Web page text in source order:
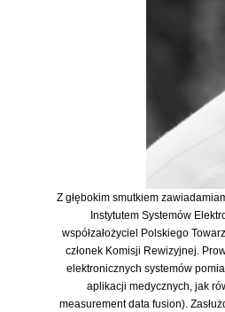
Z głębokim smutkiem
Instytutem Systemów
współzałożyciel Polskiego
członek Komisji Rewizyjnej.
elektronicznych systemów
aplikacji medycznych, jak
measurement data fusion).